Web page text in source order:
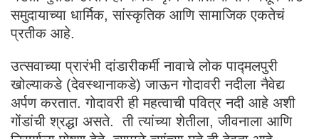
समुदायाच्या धार्मिक, सांस्कृतिक आणि सामाजिक एकतेचं
प्रतीक आहे.
उत्सवाच्या प्रारंभी दांडारीकर्मी नावाचे लोक पाद्मलपुरी
खोल्याकडे (देवस्थानाकडे) जाऊन गोदावरी नदीला नैवेद्य
अर्पण करतात. गोदावरी ही महत्वाची पवित्र नदी आहे अशी
गोंडांची श्रद्धा असते. ती त्यांच्या शेतीला, जीवनाला आणि